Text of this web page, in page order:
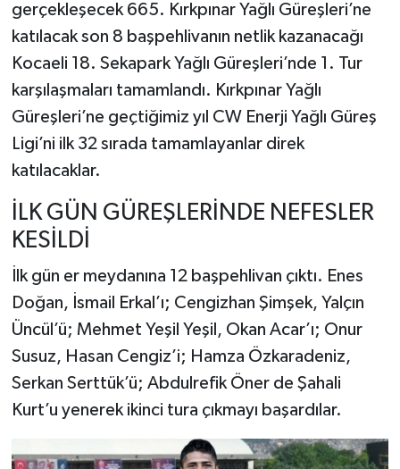
gerçekleşecek 665. Kırkpınar Yağlı Güreşleri’ne
katılacak son 8 başpehlivanın netlik kazanacağı
Kocaeli 18. Sekapark Yağlı Güreşleri’nde 1. Tur
karşılaşmaları tamamlandı. Kırkpınar Yağlı
Güreşleri’ne geçtiğimiz yıl CW Enerji Yağlı Güreş
Ligi’ni ilk 32 sırada tamamlayanlar direk
katılacaklar.
İLK GÜN GÜREŞLERİNDE NEFESLER
KESİLDİ
İlk gün er meydanına 12 başpehlivan çıktı. Enes
Doğan, İsmail Erkal’ı; Cengizhan Şimşek, Yalçın
Üncül’ü; Mehmet Yeşil Yeşil, Okan Acar’ı; Onur
Susuz, Hasan Cengiz’i; Hamza Özkaradeniz,
Serkan Serttük’ü; Abdulrefik Öner de Şahali
Kurt’u yenerek ikinci tura çıkmayı başardılar.